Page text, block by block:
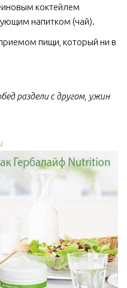
коктейлем
напитком (чай).
пищи, который ни в
раздели с другом, ужин